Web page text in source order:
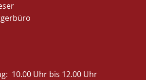
10.00 Uhr bis 12.00 Uhr